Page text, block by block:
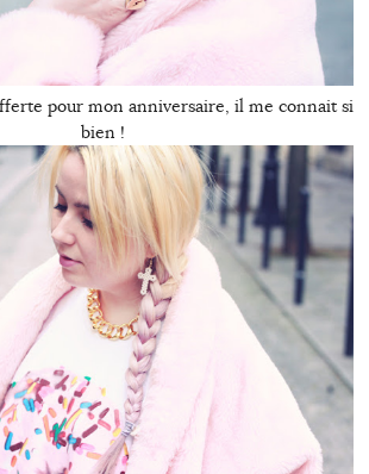
pour mon anniversaire, il me connait si
bien !